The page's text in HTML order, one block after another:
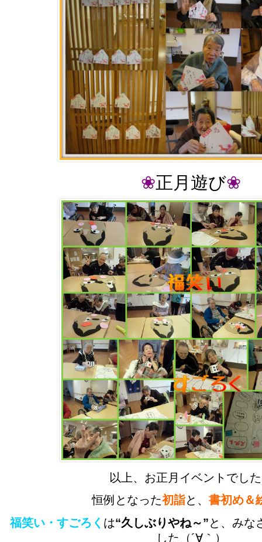
❀正月遊び❀
以上、お正月イベントでし
恒例となった初詣と、 書初め＆
福笑い・すごろく は“久しぶりやね～”と、みな
した（´∀｀）